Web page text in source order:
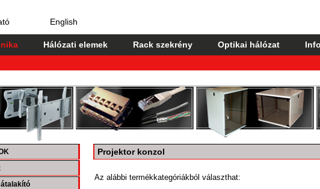
English
Hálózati elemek Rack szekrény Optikai hálózat
átalakító
Projektor konzol
Az alábbi termékkategóriákból választhat: